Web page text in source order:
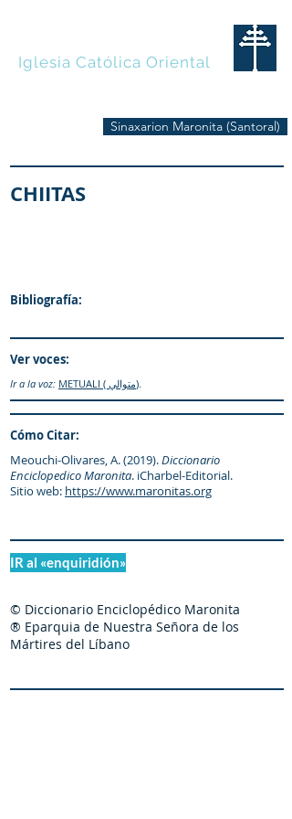
Iglesia Católica Oriental
Sinaxarion Maronita (Santoral)
CHIITAS
Bibliografía:
Ver voces:
Ir a la voz: METUALI ( متوالي).
Cómo Citar:
Meouchi-Olivares, A. (2019).Diccionario
Enciclopedico Maronita. iCharbel-Editorial.
Sitio web: https://www.maronitas.org
IR al «enquiridión»
© Diccionario Enciclopédico Maronita
® Eparquia de Nuestra Señora de los
Mártires del Líbano